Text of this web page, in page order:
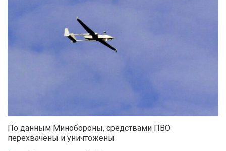
По данным Минобороны, средствами ПВО
перехвачены и уничтожены